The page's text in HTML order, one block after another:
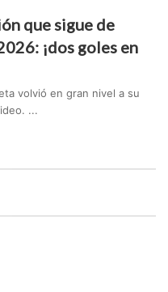
que sigue de
¡dos goles en
volvió en gran nivel a su
...